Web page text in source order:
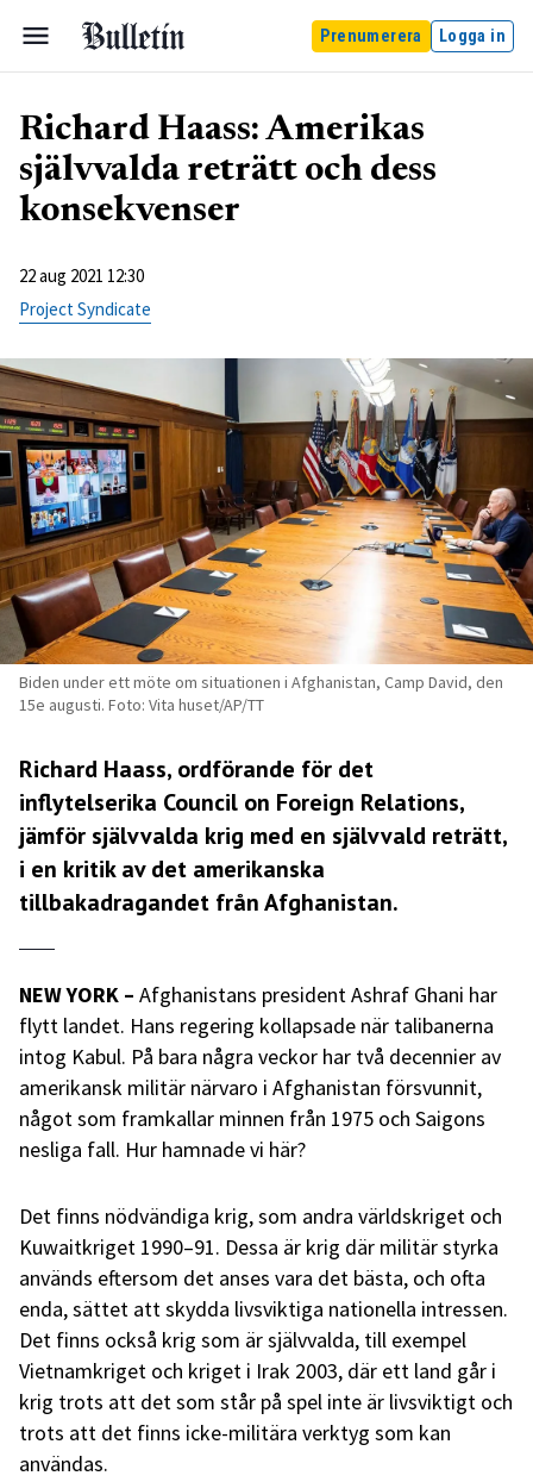
Prenumerera Logga in
Richard Haass: Amerikas
självvalda reträtt och dess
konsekvenser
22 aug 2021 12:30
Project Syndicate
Biden under ett möte om situationen i Afghanistan, Camp David, den
15e augusti. Foto: Vita huset/AP/TT
Richard Haass, ordförande för det
inflytelserika Council on Foreign Relations,
jämför självvalda krig med en självvald reträtt,
i en kritik av det amerikanska
tillbakadragandet från Afghanistan.
NEW YORK – Afghanistans president Ashraf Ghani har
flytt landet. Hans regering kollapsade när talibanerna
intog Kabul. På bara några veckor har två decennier av
amerikansk militär närvaro i Afghanistan försvunnit,
något som framkallar minnen från 1975 och Saigons
nesliga fall. Hur hamnade vi här?
Det finns nödvändiga krig, som andra världskriget och
Kuwaitkriget 1990–91. Dessa är krig där militär styrka
används eftersom det anses vara det bästa, och ofta
enda, sättet att skydda livsviktiga nationella intressen.
Det finns också krig som är självvalda, till exempel
Vietnamkriget och kriget i Irak 2003, där ett land går i
krig trots att det som står på spel inte är livsviktigt och
trots att det finns icke-militära verktyg som kan
användas.